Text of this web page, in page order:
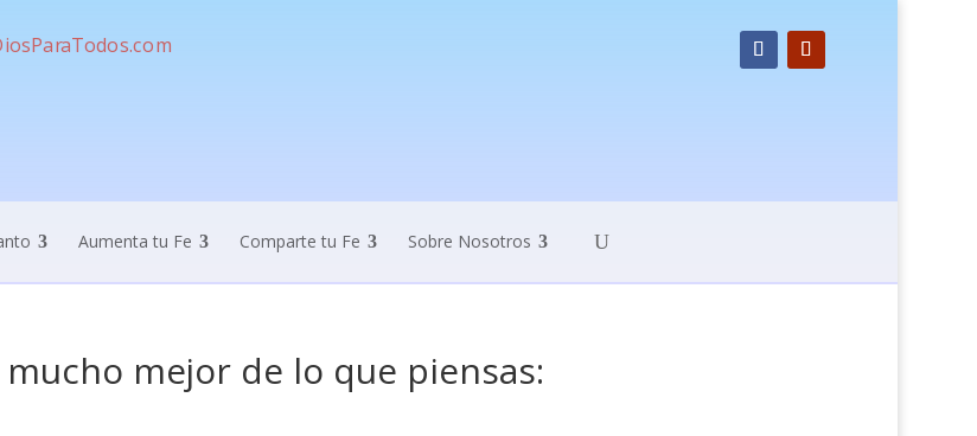
Aumenta tu Fe Comparte tu Fe Sobre Nosotros
mucho mejor de lo que piensas: